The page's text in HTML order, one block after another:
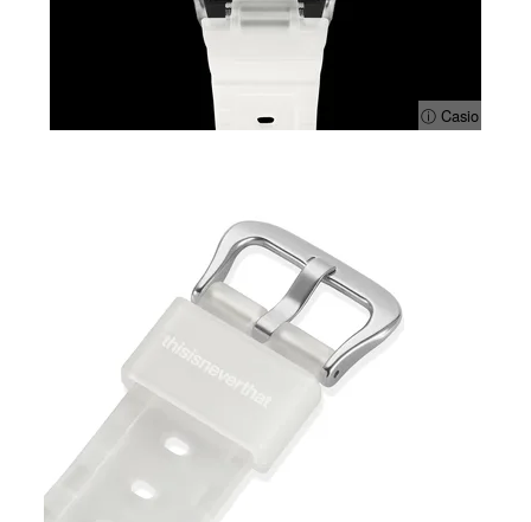
ⓘ Casio